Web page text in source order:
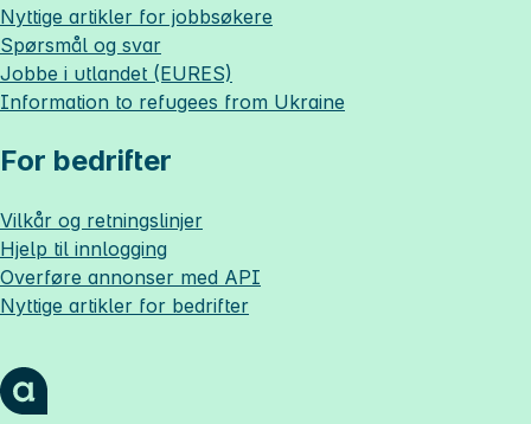
Nyttige artikler for jobbsøkere
Spørsmål og svar
Jobbe i utlandet (EURES)
Information to refugees from Ukraine
For bedrifter
Vilkår og retningslinjer
Hjelp til innlogging
Overføre annonser med API
Nyttige artikler for bedrifter